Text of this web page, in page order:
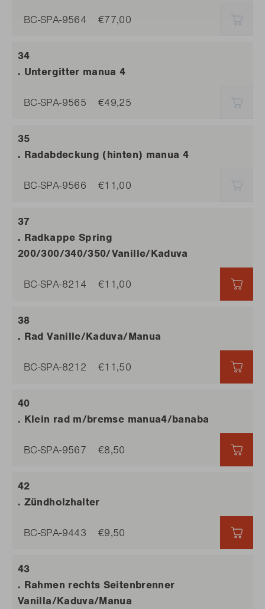
. Rahmen rechts Seitenbrenner
Vanilla/Kaduva/Manua
. Rad Vanille/Kaduva/Manua
BC-SPA-8212 €11,50
. Radkappe Spring
200/300/340/350/Vanille/Kaduva
BC-SPA-8214 €11,00
. Zündholzhalter
BC-SPA-9443 €9,50
BC-SPA-9564 €77,00
. Untergitter manua 4
BC-SPA-9565 €49,25
. Radabdeckung (hinten) manua 4
BC-SPA-9566 €11,00
. Klein rad m/bremse manua4/banaba
BC-SPA-9567 €8,50